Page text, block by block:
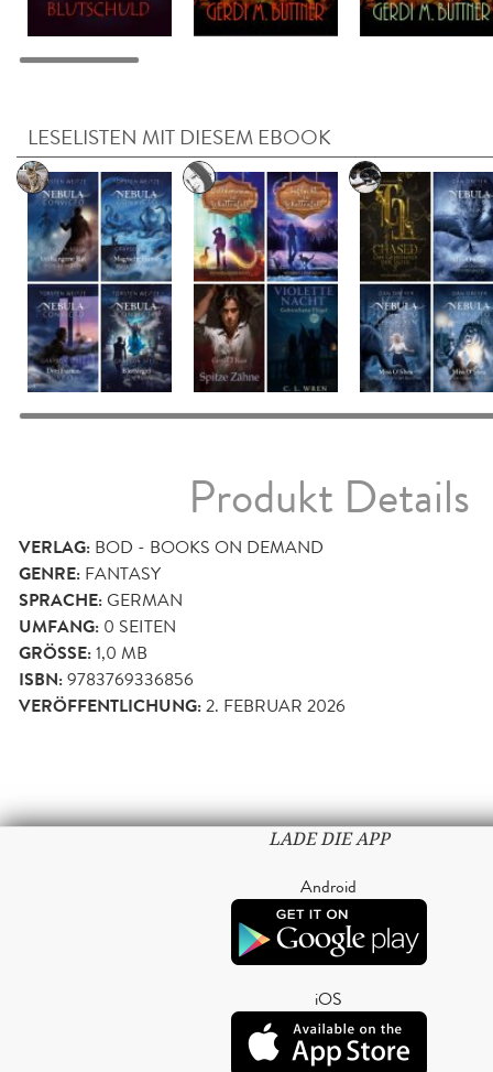
LESELISTEN MIT DIESEM EBOOK
Produkt Details
VERLAG: BOD - BOOKS ON DEMAND
GENRE: FANTASY
SPRACHE:GERMAN
UMFANG: 0 SEITEN
GRÖSSE: 1,0 MB
ISBN:9783769336856
VERÖFFENTLICHUNG:2. FEBRUAR 2026
LADE DIE APP
Android
iOS